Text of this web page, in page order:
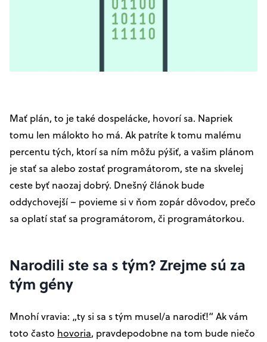
Mať plán, to je také dospelácke, hovorí sa. Napriek
tomu len málokto ho má. Ak patríte k tomu malému
percentu tých, ktorí sa ním môžu pýšiť, a vašim plánom
je stať sa alebo zostať programátorom, ste na skvelej
ceste byť naozaj dobrý. Dnešný článok bude
oddychovejší – povieme si v ňom zopár dôvodov, prečo
sa oplatí stať sa programátorom, či programátorkou.
Narodili ste sa s tým? Zrejme sú za
tým gény
Mnohí vravia: „ty si sa s tým musel/a narodiť!“ Ak vám
toto často hovoria, pravdepodobne na tom bude niečo